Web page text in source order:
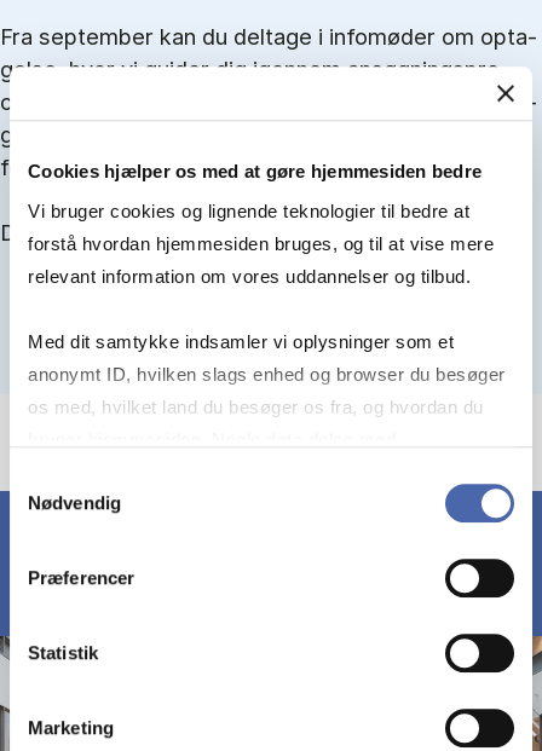
Cookies hjælper os med at gøre hjemmesiden bedre
Vi bruger cookies og lignende teknologier til bedre at
forstå hvordan hjemmesiden bruges, og til at vise mere
relevant information om vores uddannelser og tilbud.
Med dit samtykke indsamler vi oplysninger som et
anonymt ID, hvilken slags enhed og browser du besøger
os med, hvilket land du besøger os fra, og hvordan du
markedsføring. Du bestemmer selv - og kan altid trække
Nødvendig
Præferencer
Statistik
Marketing
Fra september kan du del­tage i in­fo­mø­der om op­ta­
gel­se, hvor vi gu­i­der dig igen­nem an­søg­nings­pro­
ces­sen, og for­tæl­ler om kvo­te 1 og 2, sprog- og ad­
gangs­krav, og hvordan du forbedrer dine chancer
for at blive optaget.
Du kan finde alle events her i slutningen af august.